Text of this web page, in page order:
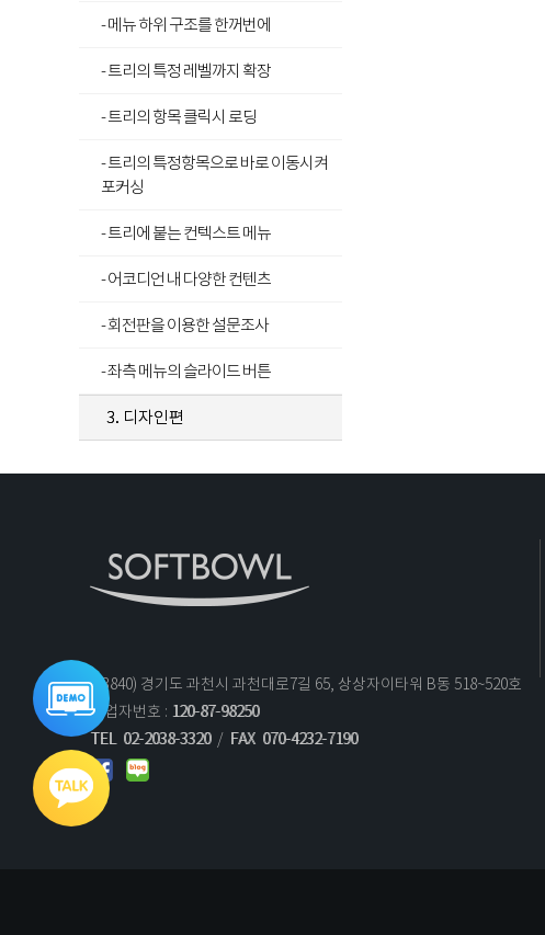
통합데모 바로가기
기술문의
- 메뉴 하위 구조를 한꺼번에
- 트리의 특정 레벨까지 확장
- 트리의 항목 클릭시 로딩
- 트리의 특정항목으로 바로 이동시켜
포커싱
- 트리에 붙는 컨텍스트 메뉴
- 어코디언 내 다양한 컨텐츠
- 회전판을 이용한 설문조사
- 좌측 메뉴의 슬라이드 버튼
3. 디자인편
(13840) 경기도 과천시 과천대로7길 65, 상상자이타워 B동 518~520호
사업자번호 : 120-87-98250
TEL 02-2038-3320/ FAX 070-4232-7190